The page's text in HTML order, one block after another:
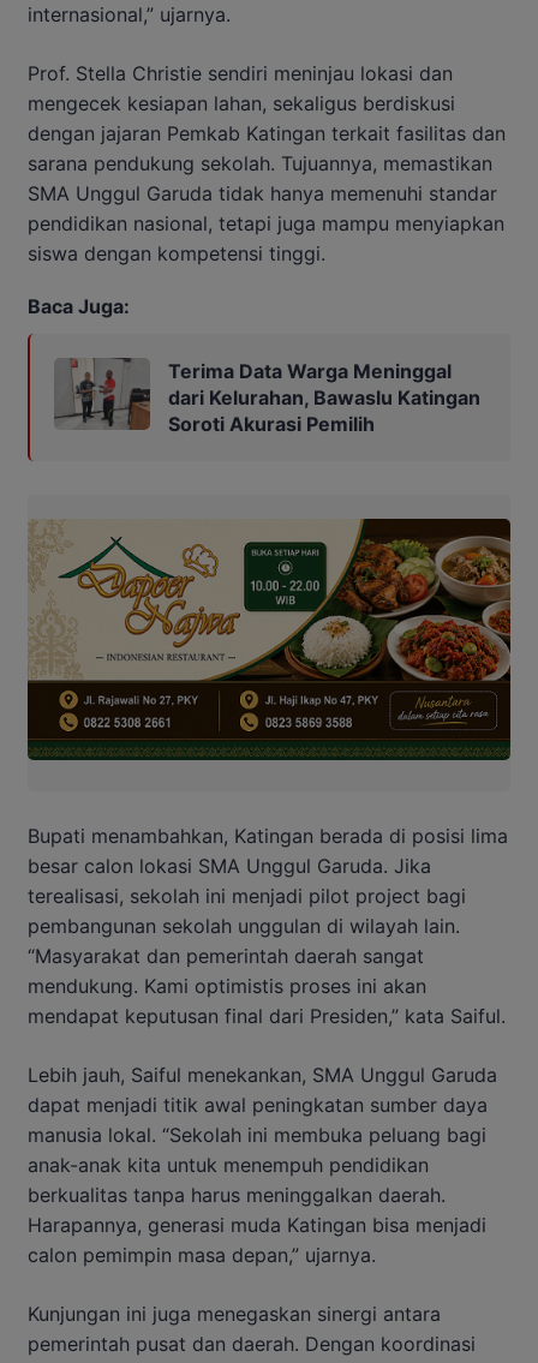
internasional,” ujarnya.
Prof. Stella Christie sendiri meninjau lokasi dan
mengecek kesiapan lahan, sekaligus berdiskusi
dengan jajaran Pemkab Katingan terkait fasilitas dan
sarana pendukung sekolah. Tujuannya, memastikan
SMA Unggul Garuda tidak hanya memenuhi standar
pendidikan nasional, tetapi juga mampu menyiapkan
siswa dengan kompetensi tinggi.
Baca Juga:
Terima Data Warga Meninggal
dari Kelurahan, Bawaslu Katingan
Soroti Akurasi Pemilih
Bupati menambahkan, Katingan berada di posisi lima
besar calon lokasi SMA Unggul Garuda. Jika
terealisasi, sekolah ini menjadi pilot project bagi
pembangunan sekolah unggulan di wilayah lain.
“Masyarakat dan pemerintah daerah sangat
mendukung. Kami optimistis proses ini akan
mendapat keputusan final dari Presiden,” kata Saiful.
Lebih jauh, Saiful menekankan, SMA Unggul Garuda
dapat menjadi titik awal peningkatan sumber daya
manusia lokal. “Sekolah ini membuka peluang bagi
anak-anak kita untuk menempuh pendidikan
berkualitas tanpa harus meninggalkan daerah.
Harapannya, generasi muda Katingan bisa menjadi
calon pemimpin masa depan,” ujarnya.
Kunjungan ini juga menegaskan sinergi antara
pemerintah pusat dan daerah. Dengan koordinasi